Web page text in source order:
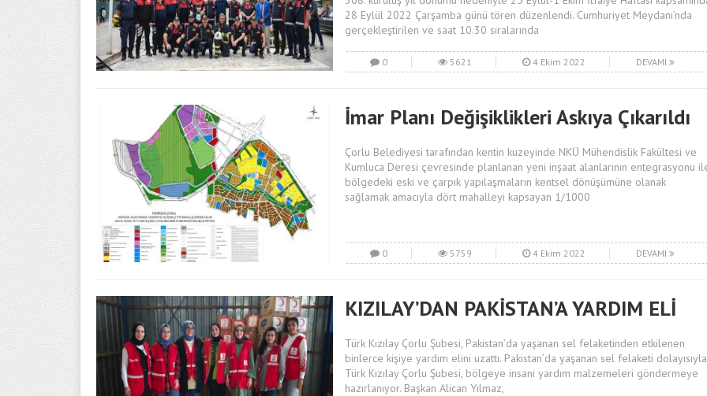
28 Eylül 2022 Çarşamba günü tören düzenlendi. Cumhuriyet Meydanı’nda
gerçekleştirilen ve saat 10.30 sıralarında
0 5621 4 Ekim 2022 DEVAMI
İmar Planı Değişiklikleri Askıya Çıkarıldı
Çorlu Belediyesi tarafından kentin kuzeyinde NKÜ Mühendislik Fakültesi ve
Kumluca Deresi çevresinde planlanan yeni inşaat alanlarının entegrasyonu
bölgedeki eski ve çarpık yapılaşmaların kentsel dönüşümüne olanak
sağlamak amacıyla dört mahalleyi kapsayan 1/1000
0 5759 4 Ekim 2022 DEVAMI
KIZILAY’DAN PAKİSTAN’A YARDIM ELİ
Türk Kızılay Çorlu Şubesi, Pakistan’da yaşanan sel felaketinden etkilenen
binlerce kişiye yardım elini uzattı. Pakistan’da yaşanan sel felaketi dolayısıyla
Türk Kızılay Çorlu Şubesi, bölgeye insani yardım malzemeleri göndermeye
hazırlanıyor. Başkan Alican Yılmaz,